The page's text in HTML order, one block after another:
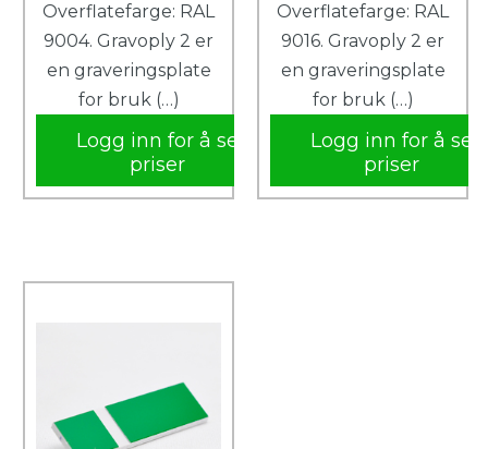
Overflatefarge: RAL
9004. Gravoply 2 er
en graveringsplate
for bruk (…)
Logg inn for å se
priser
Overflatefarge: RAL
9016. Gravoply 2 er
en graveringsplate
for bruk (…)
Logg inn for å se
priser